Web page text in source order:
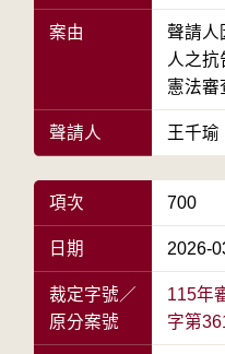
案由
聲請人
人之抗
憲法審
聲請人 王千瑜
項次 700
日期 2026-
裁定字號／
原分案號
115年
字第